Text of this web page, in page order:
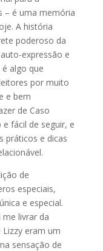
– é uma memória
A história
poderoso da
expressão e
algo que
por muito
e bem
de Caso
fácil de seguir, e
práticos e dicas
de
especiais,
e especial.
livrar da
Lizzy eram um
sensação de